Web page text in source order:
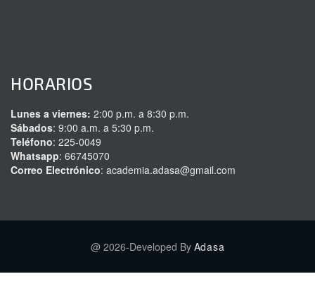
HORARIOS
Lunes a viernes: 2:00 p.m. a 8:30 p.m.
Sábados: 9:00 a.m. a 5:30 p.m.
Teléfono: 225-0049
Whatsapp: 66745070
Correo Electrónico: academia.adasa@gmail.com
@ 2026-Developed By Adasa